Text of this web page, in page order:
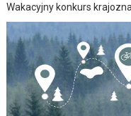
Wakacyjny konkurs